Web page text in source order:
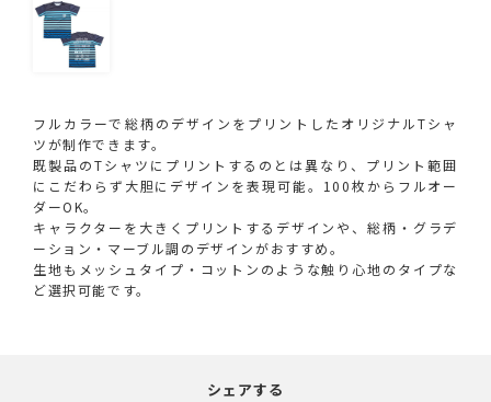
フルカラーで総柄のデザインをプリントしたオリジナルTシャ
ツが制作できます。
既製品のTシャツにプリントするのとは異なり、プリント範囲
にこだわらず大胆にデザインを表現可能。100枚からフルオー
ダーOK。
キャラクターを大きくプリントするデザインや、総柄・グラデ
ーション・マーブル調のデザインがおすすめ。
生地もメッシュタイプ・コットンのような触り心地のタイプな
ど選択可能です。
シェアする